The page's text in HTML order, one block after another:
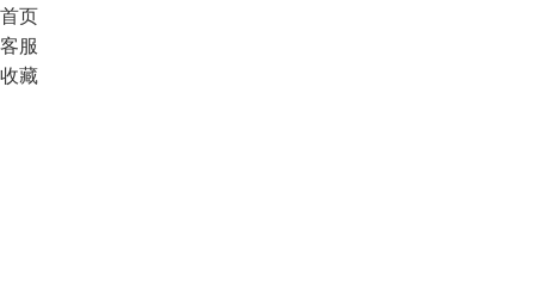
首页
客服
收藏